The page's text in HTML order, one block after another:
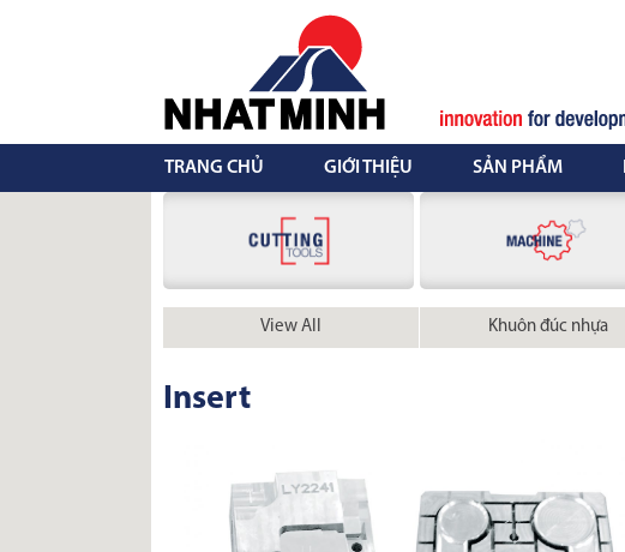
TRANG CHỦ GIỚI THIỆU SẢN PHẨM
View All Khuôn đúc nhựa
Insert